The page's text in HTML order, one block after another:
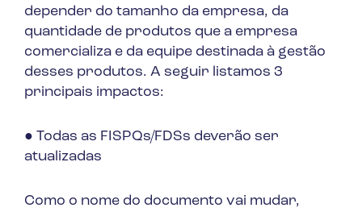
depender do tamanho da empresa, da
quantidade de produtos que a empresa
comercializa e da equipe destinada à gestão
desses produtos. A seguir listamos 3
principais impactos:
● Todas as FISPQs/FDSs deverão ser
atualizadas
Como o nome do documento vai mudar,